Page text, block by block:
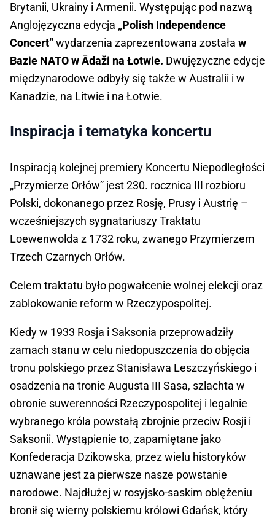
Brytanii, Ukrainy i Armenii. Występując pod nazwą
Anglojęzyczna edycja „Polish Independence
Concert”wydarzenia zaprezentowana została w
Bazie NATO w Ādaži na Łotwie. Dwujęzyczne edycje
międzynarodowe odbyły się także w Australii i w
Kanadzie, na Litwie i na Łotwie.
Inspiracja i tematyka koncertu
Inspiracją kolejnej premiery Koncertu Niepodległości
„Przymierze Orłów” jest 230. rocznica III rozbioru
Polski, dokonanego przez Rosję, Prusy i Austrię –
wcześniejszych sygnatariuszy Traktatu
Loewenwolda z 1732 roku, zwanego Przymierzem
Trzech Czarnych Orłów.
Celem traktatu było pogwałcenie wolnej elekcji oraz
zablokowanie reform w Rzeczypospolitej.
Kiedy w 1933 Rosja i Saksonia przeprowadziły
zamach stanu w celu niedopuszczenia do objęcia
tronu polskiego przez Stanisława Leszczyńskiego i
osadzenia na tronie Augusta III Sasa, szlachta w
obronie suwerenności Rzeczypospolitej i legalnie
wybranego króla powstałą zbrojnie przeciw Rosji i
Saksonii. Wystąpienie to, zapamiętane jako
Konfederacja Dzikowska, przez wielu historyków
uznawane jest za pierwsze nasze powstanie
narodowe. Najdłużej w rosyjsko-saskim oblężeniu
bronił się wierny polskiemu królowi Gdańsk, który